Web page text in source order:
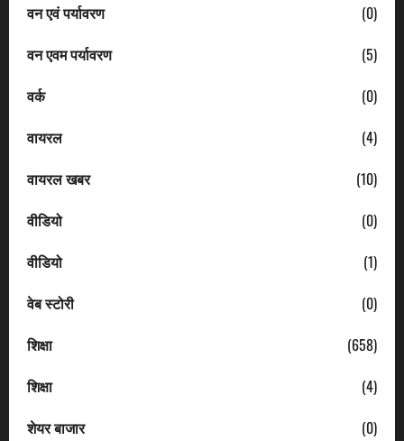
वन एवं पर्यावरण
(0)
वन एवम पर्यावरण
(5)
वर्क
(0)
वायरल
(4)
वायरल खबर
(10)
वीडियो
(0)
वीडियो
(1)
वेब स्टोरी
(0)
शिक्षा
(658)
शिक्षा
(4)
शेयर बाजार
(0)